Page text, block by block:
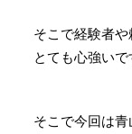
そこで経験者や
とても心強いで
そこで今回は